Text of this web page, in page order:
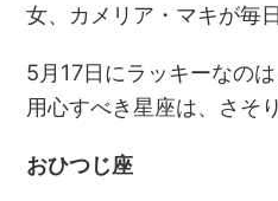
女、カメリア・マキが毎
5月17日にラッキーなの
用心すべき星座は、さそ
おひつじ座